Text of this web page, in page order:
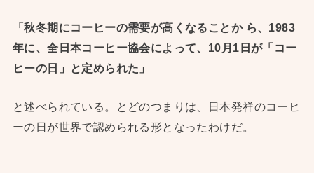
「秋冬期にコーヒーの需要が高くなることか ら、1983
年に、全日本コーヒー協会によって、10月1日が「コー
ヒーの日」と定められた」
と述べられている。とどのつまりは、日本発祥のコーヒ
ーの日が世界で認められる形となったわけだ。